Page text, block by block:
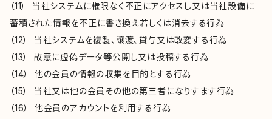
（11） 当社システムに権限なく不正にアクセスし又は当社設備に
蓄積された情報を不正に書き換え若しくは消去する行為
（12） 当社システムを複製、譲渡、貸与又は改変する行為
（13） 故意に虚偽データ等公開し又は投稿する行為
（14） 他の会員の情報の収集を目的とする行為
（15） 当社又は他の会員その他の第三者になりすます行為
（16） 他会員のアカウントを利用する行為